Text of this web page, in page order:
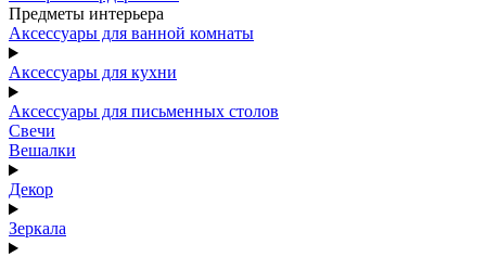
Предметы интерьера
Аксессуары для ванной комнаты
Аксессуары для кухни
Аксессуары для письменных столов
Свечи
Вешалки
Декор
Зеркала